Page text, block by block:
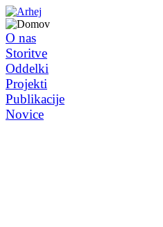
O nas
Storitve
Oddelki
Projekti
Publikacije
Novice